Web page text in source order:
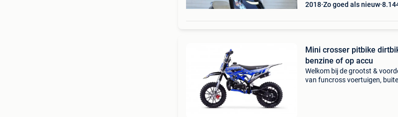
2018 Zo goed als nieuw
Mini crosser pitbike
benzine of op accu
Welkom bij de grootst &
van funcross voertuigen,